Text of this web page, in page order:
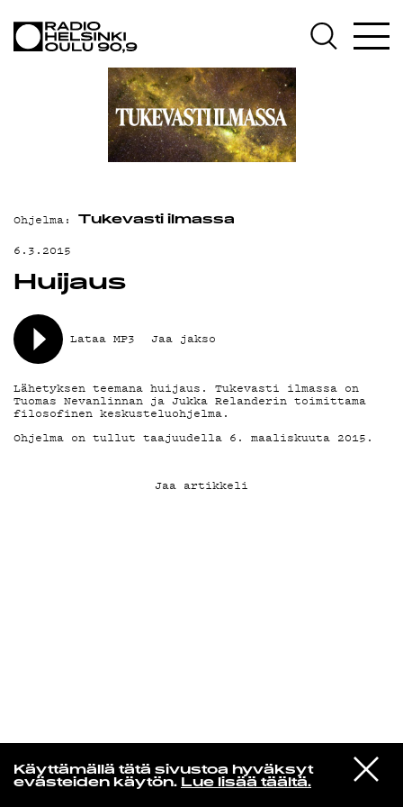
Käyttämällä tätä sivustoa hyväksyt
evästeiden käytön. Lue lisää täältä.
VIESTI
STUDIOON
Kuusikielinen taivas
AJANKOHTAISTA
OHJELMAT
TEKIJÄT
ON-DEMAND
MAINOSTA
YHTEYSTIEDOT
G LIVELAB
YSTÄVÄKLUBI
TIETOSUOJA
KIRJAUDU SISÄÄN
Ohjelma: Tukevasti ilmassa
6.3.2015
Huijaus
Lataa MP3 Jaa jakso
Lähetyksen teemana huijaus. Tukevasti ilmassa on
Tuomas Nevanlinnan ja Jukka Relanderin toimittama
filosofinen keskusteluohjelma.
Ohjelma on tullut taajuudella 6. maaliskuuta 2015.
Jaa artikkeli